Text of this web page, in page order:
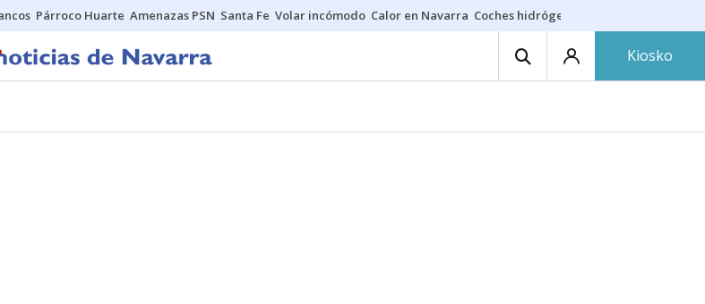
Párroco Huarte Amenazas PSN Santa Fe Volar incómodo Calor en Navarra Coches hidrógeno
Kiosko